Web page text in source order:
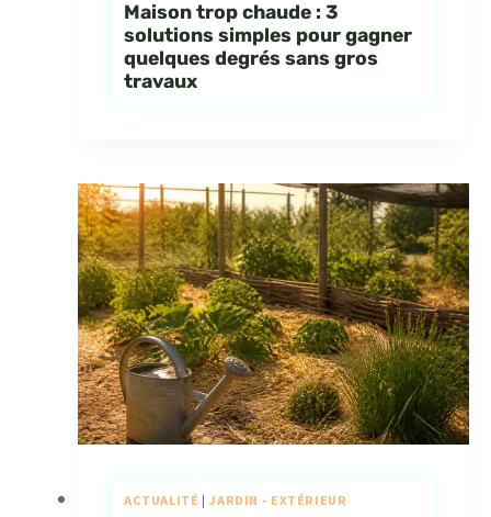
Maison trop chaude : 3
solutions simples pour gagner
quelques degrés sans gros
travaux
ACTUALITÉ | JARDIN - EXTÉRIEUR